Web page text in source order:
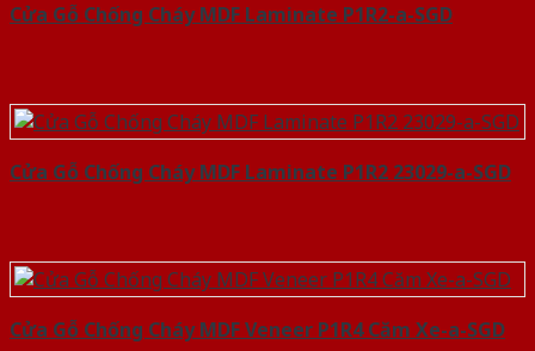
Cửa Gỗ Chống Cháy MDF Laminate P1R2-a-SGD
Cửa Gỗ Chống Cháy MDF Laminate P1R2 23029-a-SGD
Cửa Gỗ Chống Cháy MDF Veneer P1R4 Căm Xe-a-SGD